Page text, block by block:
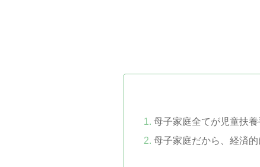
母子家庭全てが児童扶
母子家庭だから、経済